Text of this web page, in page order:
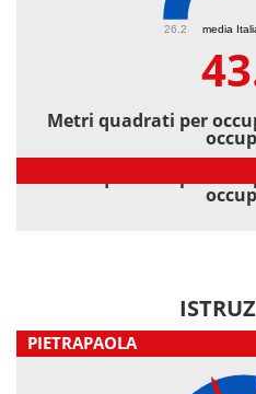
media
26.2
Metri quadrati per
PIETRAPAOLA